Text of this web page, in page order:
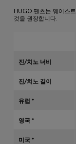
문의 및 서비스
매장 위치
언어 (
HUGO 팬츠는 웨이스
것을 권장합니다.
진/치노 너비
진/치노 길이
유럽 *
영국 *
미국 *